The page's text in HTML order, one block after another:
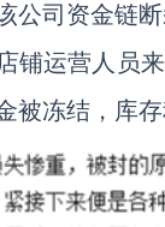
公司资金链断
铺运营人员
被冻结，库